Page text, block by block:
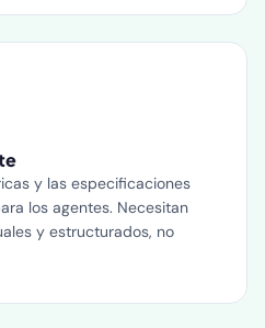
y las especificaciones
los agentes. Necesitan
y estructurados, no